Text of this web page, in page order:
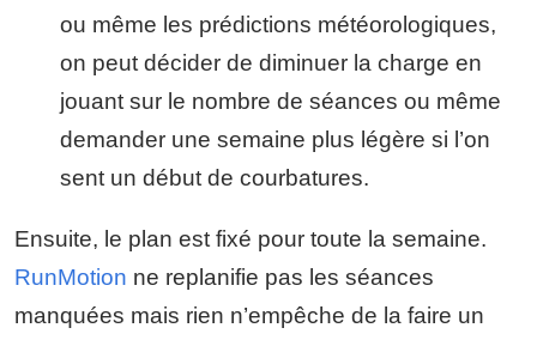
ou même les prédictions météorologiques,
on peut décider de diminuer la charge en
jouant sur le nombre de séances ou même
demander une semaine plus légère si l’on
sent un début de courbatures.
Ensuite, le plan est fixé pour toute la semaine.
RunMotion ne replanifie pas les séances
manquées mais rien n’empêche de la faire un